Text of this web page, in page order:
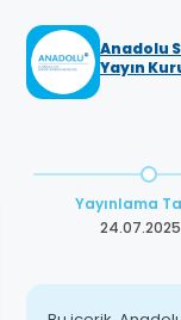
Anadolu
Yayın
Yayınlama
24.07.2025